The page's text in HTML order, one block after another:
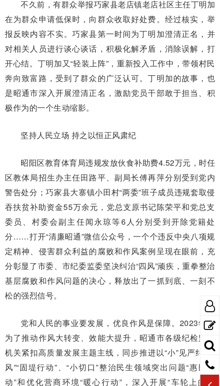
不久前，有群众举报巧家县老店镇老店社区主任丁明加
在为群众申请低保时，向群众收取好处费。经过核实，举
报反映内容不实。巧家县第一时间为丁明加澄清正名，并
对相关人员进行谈心谈话，积极化解矛盾，消除误解，打
开心结。丁明加又“轻装上阵”，重新投入工作中，带领村民
奔向致富路，受到了群众的广泛认可。丁明加的故事，也
是昭通市深入开展澄清正名，激励党员干部敢于担当、积
极作为的一个生动缩影。
坚持人民立场 持之以恒正风肃纪
昭阳区教育体育局违规发放伙食补助费4.52万元，时任
区教体局招生办主任田路平、副局长傅再萍分别受到党内
警告处分；巧家县大寨镇小田村“两委”班子成员违规套取侵
吞扶贫补助资金55万余元，党总支原书记陈荣平和党总支
委员、村委会副主任闻永琼等6人分别受到开除党籍处
分……打开“清廉昭通”微信公众号，一个个违反中央八项规
定精神、侵害群众利益的腐败和作风案例呈现在眼前，充
分彰显了市委、市纪委监委坚决纠治“四风”顽疾，重拳整治
基层腐败和作风问题的决心，释放出了一抓到底、一刻不
松的强烈信号。
党和人民的事业要发展，优良作风是保障。2023年，
为了推动作风大转变、效能大提升，昭通市各级纪检监察
机关紧扣高质量发展主题主线，同步推进以“小”见严纠“四
风”“固堤行动”、“小切口”整治民生领域突出问题“惠民行
动”和优化营商环境“暖心行动”，深入开展“车轮上的歪